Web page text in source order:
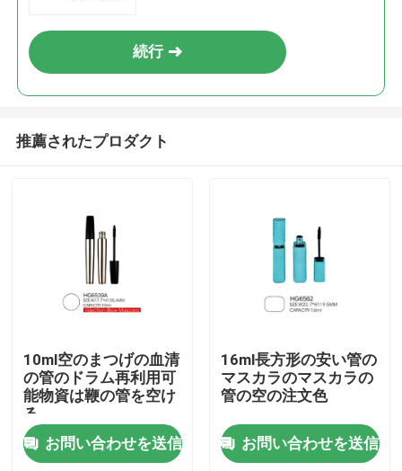
ホーム
続行
推薦されたプロダクト
10ml空のまつげの血清
の管のドラム再利用可
能物資は鞭の管を空け
る
お問い合わせを送信
16ml長方形の安い管の
マスカラのマスカラの
管の空の注文色
お問い合わせを送信